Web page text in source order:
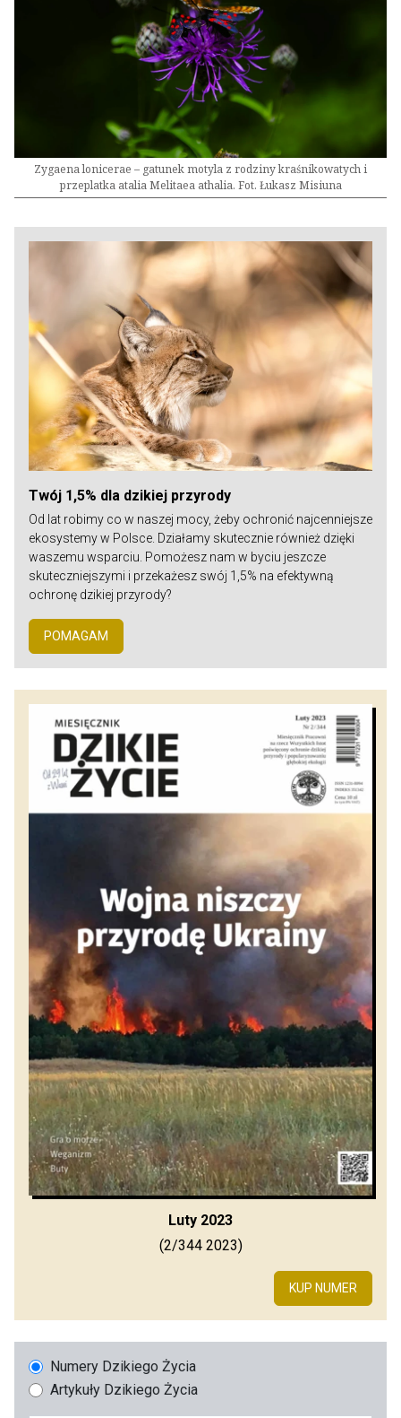
Zygaena lonicerae – gatunek motyla z rodziny kraśnikowatych i
przeplatka atalia Melitaea athalia. Fot. Łukasz Misiuna
Twój 1,5% dla dzikiej przyrody
Od lat robimy co w naszej mocy, żeby ochronić najcenniejsze
ekosystemy w Polsce. Działamy skutecznie również dzięki
waszemu wsparciu. Pomożesz nam w byciu jeszcze
skuteczniejszymi i przekażesz swój 1,5% na efektywną
ochronę dzikiej przyrody?
POMAGAM
Luty 2023
(2/344 2023)
KUP NUMER
Numery Dzikiego Życia
Artykuły Dzikiego Życia